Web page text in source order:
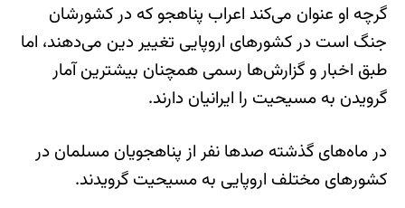
گرچه او عنوان می‌کند اعراب پناهجو که در کشورشان
جنگ است در کشورهای اروپایی تغییر دین می‌دهند، اما
طبق اخبار و گزارش‌ها رسمی همچنان بیشترین آمار
گرویدن به مسیحیت را ایرانیان دارند.
در ماه‌های گذشته صدها نفر از پناهجویان مسلمان در
کشورهای مختلف اروپایی به مسیحیت گرویدند.